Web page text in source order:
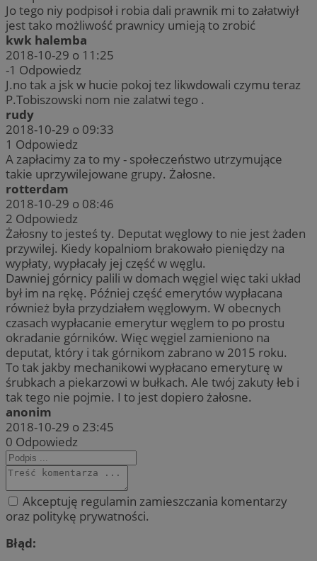
Jo tego niy podpisoł i robia dali prawnik mi to załatwiył
jest tako możliwość prawnicy umieją to zrobić
kwk halemba
2018-10-29 o 11:25
-1 Odpowiedz
J.no tak a jsk w hucie pokoj tez likwdowali czymu teraz
P.Tobiszowski nom nie zalatwi tego .
rudy
2018-10-29 o 09:33
1 Odpowiedz
A zapłacimy za to my - społeczeństwo utrzymujące
takie uprzywilejowane grupy. Żałosne.
rotterdam
2018-10-29 o 08:46
2 Odpowiedz
Żałosny to jesteś ty. Deputat węglowy to nie jest żaden
przywilej. Kiedy kopalniom brakowało pieniędzy na
wypłaty, wypłacały jej część w węglu.
Dawniej górnicy palili w domach węgiel więc taki układ
był im na rękę. Później część emerytów wypłacana
również była przydziałem węglowym. W obecnych
czasach wypłacanie emerytur węglem to po prostu
okradanie górników. Więc węgiel zamieniono na
deputat, który i tak górnikom zabrano w 2015 roku.
To tak jakby mechanikowi wypłacano emeryturę w
śrubkach a piekarzowi w bułkach. Ale twój zakuty łeb i
tak tego nie pojmie. I to jest dopiero żałosne.
anonim
2018-10-29 o 23:45
0 Odpowiedz
Akceptuję regulamin zamieszczania komentarzy
oraz politykę prywatności.
Błąd: